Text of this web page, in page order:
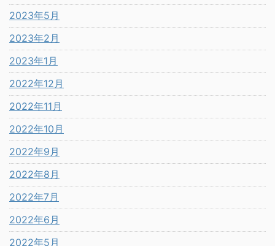
2023年5月
2023年2月
2023年1月
2022年12月
2022年11月
2022年10月
2022年9月
2022年8月
2022年7月
2022年6月
2022年5月